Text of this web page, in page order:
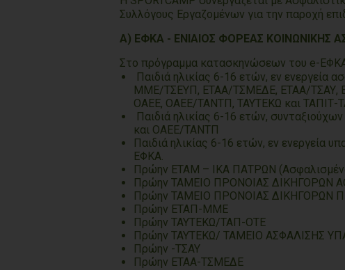
Συλλόγους Εργαζομένων για την παροχή
Α) ΕΦΚΑ - ΕΝΙΑΙΟΣ ΦΟΡΕΑΣ ΚΟΙΝΩΝΙΚΗΣ
Στο πρόγραμμα κατασκηνώσεων του e-
Παιδιά ηλικίας 6-16 ετών, εν
ΜΜΕ/ΤΣΕΥΠ, ΕΤΑΑ/ΤΣΜΕΔΕ, ΕΤΑΑ/ΤΣΑΥ,
ΟΑΕΕ, ΟΑΕΕ/ΤΑΝΤΠ, ΤΑΥΤΕΚΩ και ΤΑΠΙΤ-
Παιδιά ηλικίας 6-16 ετών,
και ΟΑΕΕ/ΤΑΝΤΠ
Παιδιά ηλικίας 6-16 ετών, εν
ΕΦΚΑ.
Πρώην ΕΤΑΜ – ΙΚΑ ΠΑΤΡΩΝ
Πρώην ΤΑΜΕΙΟ ΠΡΟΝΟΙΑΣ ΔΙΚΗΓΟΡΩΝ
Πρώην ΤΑΜΕΙΟ ΠΡΟΝΟΙΑΣ ΔΙΚΗΓΟΡΩΝ
Πρώην ΕΤΑΠ-ΜΜΕ
Πρώην ΤΑΥΤΕΚΩ/ΤΑΠ-ΟΤΕ
Πρώην ΤΑΥΤΕΚΩ/ ΤΑΜΕΙΟ ΑΣΦΑΛΙΣΗΣ
Πρώην -ΤΣΑΥ
Πρώην ΕΤΑΑ-ΤΣΜΕΔΕ